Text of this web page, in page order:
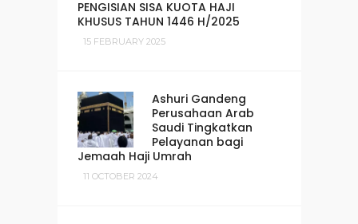
PENGISIAN SISA KUOTA HAJI
KHUSUS TAHUN 1446 H/2025
15 FEBRUARY 2025
Ashuri Gandeng
Perusahaan Arab
Saudi Tingkatkan
Pelayanan bagi
Jemaah Haji Umrah
11 OCTOBER 2024